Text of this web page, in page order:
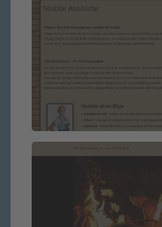
Die Verzauberer